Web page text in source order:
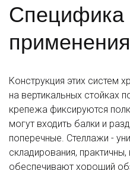
Специфика
Конструкция этих систем
на вертикальных стойках
крепежа фиксируются
могут входить балки и
поперечные. Стеллажи -
складирования,
обеспечивают хороший